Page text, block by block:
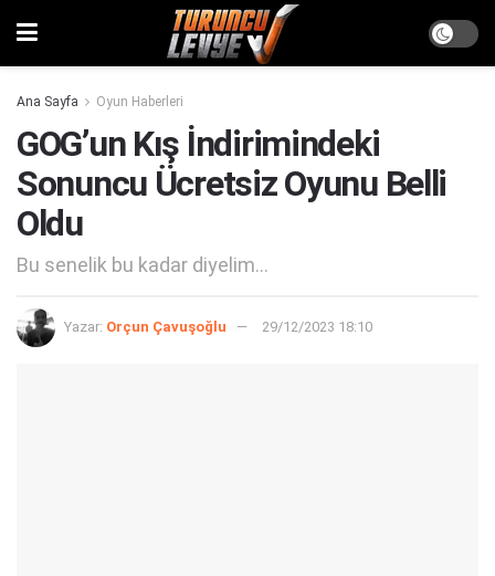
Ana Sayfa Oyun Haberleri
GOG’un Kış İndirimindeki
Sonuncu Ücretsiz Oyunu Belli
Oldu
Bu senelik bu kadar diyelim...
Yazar: Orçun Çavuşoğlu 29/12/2023 18:10